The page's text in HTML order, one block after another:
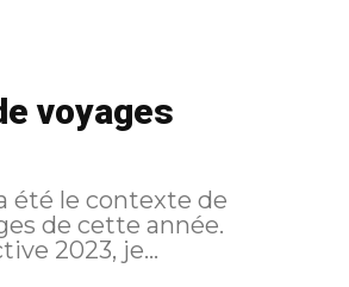
voyages
été le contexte de
de cette année.
2023, je...